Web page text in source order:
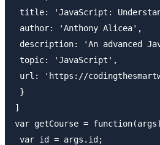
title: 'JavaScript:
author: 'Anthony Alicea',
description: 'An advanced
topic: 'JavaScript',
url: 'https://
}
]
var getCourse =
var id = args.id;